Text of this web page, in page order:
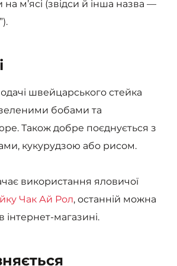
на м’ясі (звідси й інша назва —
швейцарського стейка
бобами та
Також добре поєднується з
кукурудзою або рисом.
використання яловичої
Чак Ай Рол, останній можна
інтернет-магазині.